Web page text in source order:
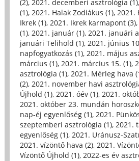
(2), 2021. decemberi asztrológia (1),
(1), 2021. Halak Zodiákus (1), 2021.
Ikrek (1), 2021. Ikrek karmapont (3),
(1), 2021. január (1), 2021. januári
januári Telihold (1), 2021. június
napfogyatkozás (1), 2021. május
március (1), 2021. március 15. (1),
asztrológia (1), 2021. Mérleg hava
(2), 2021. november havi
Újhold (1), 2021. óév (1), 2021.
2021. október 23. mundán
nap-éj egyenlőség (1), 2021.
szeptemberi asztrológia (1), 2021.
egyenlőség (1), 2021. Uránusz-
2021. vízöntő hava (2), 2021.
Vízöntő Újhold (1), 2022-es év